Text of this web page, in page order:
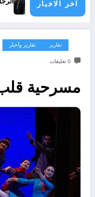
اخر الاخبار
تقارير تقارير وأخبار
0 تعليقات
مسرحية